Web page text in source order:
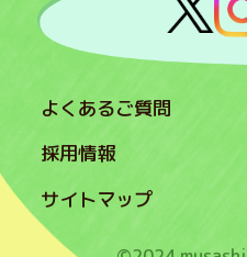
よくあるご質問
採用情報
サイトマップ